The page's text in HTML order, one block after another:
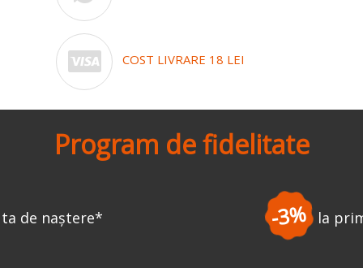
COST LIVRARE 18 LEI
Program de fidelitate
-3% la prima comandă*